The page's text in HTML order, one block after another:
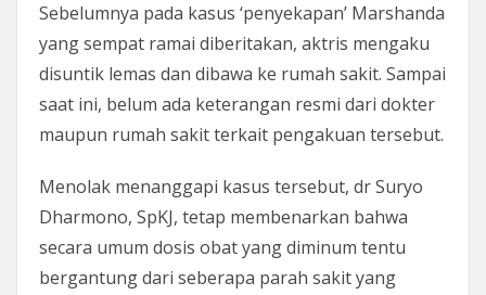
Sebelumnya pada kasus ‘penyekapan’ Marshanda
yang sempat ramai diberitakan, aktris mengaku
disuntik lemas dan dibawa ke rumah sakit. Sampai
saat ini, belum ada keterangan resmi dari dokter
maupun rumah sakit terkait pengakuan tersebut.
Menolak menanggapi kasus tersebut, dr Suryo
Dharmono, SpKJ, tetap membenarkan bahwa
secara umum dosis obat yang diminum tentu
bergantung dari seberapa parah sakit yang